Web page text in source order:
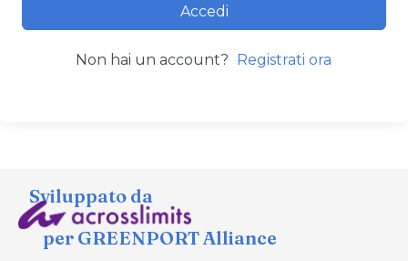
Accedi
Non hai un account? Registrati ora
Sviluppato da
per GREENPORT Alliance